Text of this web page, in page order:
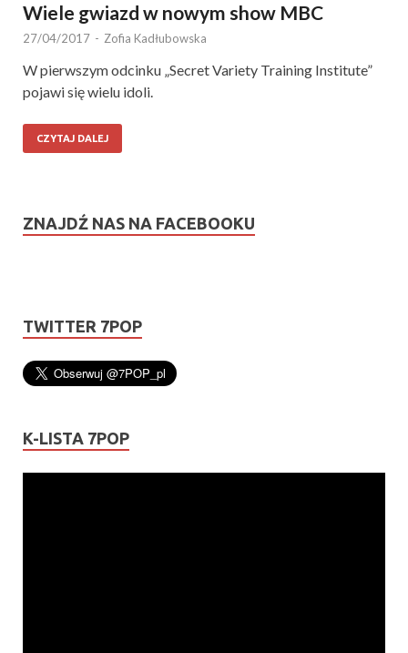
Wiele gwiazd w nowym show MBC
27/04/2017 - Zofia Kadłubowska
W pierwszym odcinku „Secret Variety Training Institute”
pojawi się wielu idoli.
CZYTAJ DALEJ
ZNAJDŹ NAS NA FACEBOOKU
TWITTER 7POP
K-LISTA 7POP